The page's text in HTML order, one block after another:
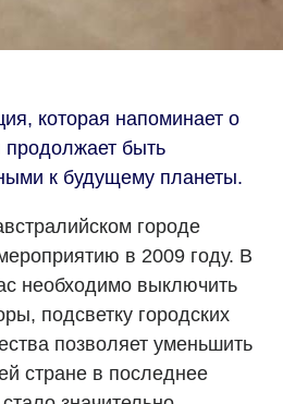
которая напоминает о
продолжает быть
к будущему планеты.
городе
в 2009 году. В
необходимо выключить
подсветку городских
позволяет уменьшить
стране в последнее